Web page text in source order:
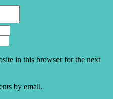
in this browser for the next
by email.